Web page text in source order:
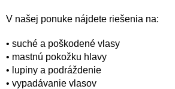
k
V našej ponuke nájdete riešenia na:
• suché a poškodené vlasy
• mastnú pokožku hlavy
• lupiny a podráždenie
• vypadávanie vlasov